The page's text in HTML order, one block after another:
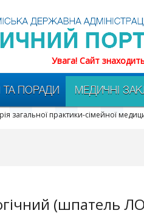
Увага! Сайт
ПОРАДИ МЕДИЧНІ
загальної практики-сімейної
(шпатель